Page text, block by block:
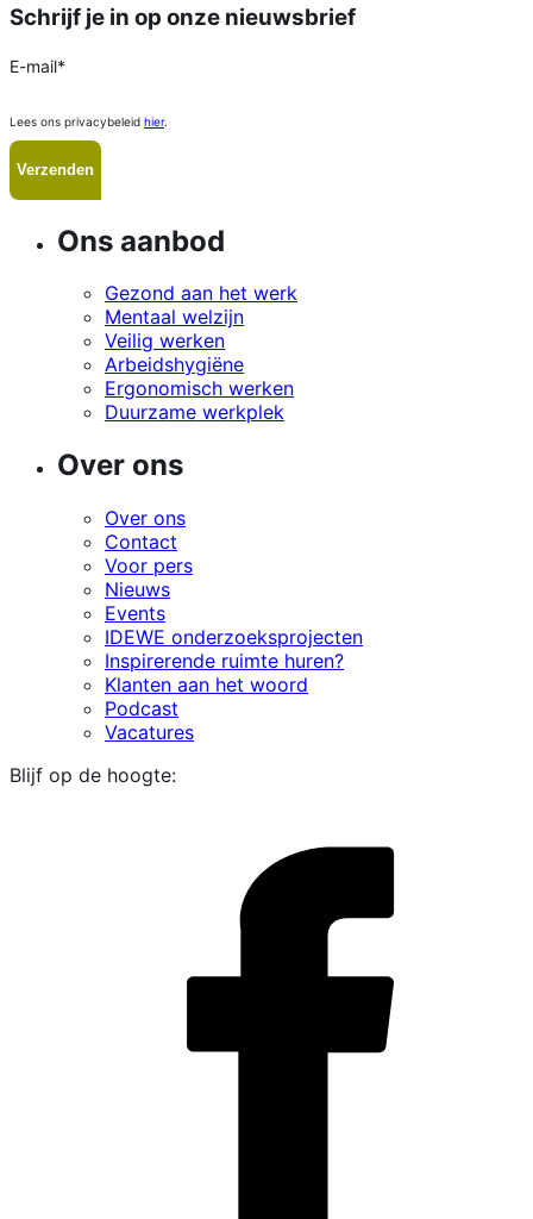
Schrijf je in op onze nieuwsbrief
E-mail*
Lees ons privacybeleid hier.
Ons aanbod
Gezond aan het werk
Mentaal welzijn
Veilig werken
Arbeidshygiëne
Ergonomisch werken
Duurzame werkplek
Over ons
Over ons
Contact
Voor pers
Nieuws
Events
IDEWE onderzoeksprojecten
Inspirerende ruimte huren?
Klanten aan het woord
Podcast
Vacatures
Blijf op de hoogte: